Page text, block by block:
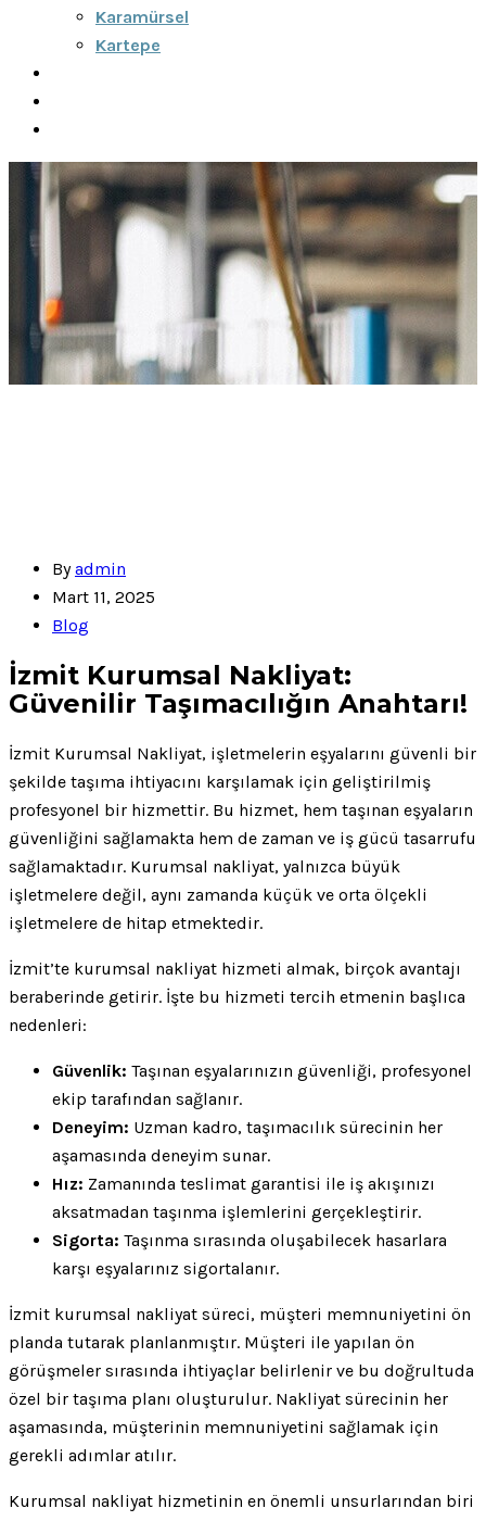
Karamürsel
Kartepe
Byadmin
Mart 11, 2025
Blog
İzmit Kurumsal Nakliyat:
Güvenilir Taşımacılığın Anahtarı!
İzmit Kurumsal Nakliyat, işletmelerin eşyalarını güvenli bir
şekilde taşıma ihtiyacını karşılamak için geliştirilmiş
profesyonel bir hizmettir. Bu hizmet, hem taşınan eşyaların
güvenliğini sağlamakta hem de zaman ve iş gücü tasarrufu
sağlamaktadır. Kurumsal nakliyat, yalnızca büyük
işletmelere değil, aynı zamanda küçük ve orta ölçekli
işletmelere de hitap etmektedir.
İzmit’te kurumsal nakliyat hizmeti almak, birçok avantajı
beraberinde getirir. İşte bu hizmeti tercih etmenin başlıca
nedenleri:
Güvenlik: Taşınan eşyalarınızın güvenliği, profesyonel
ekip tarafından sağlanır.
Deneyim: Uzman kadro, taşımacılık sürecinin her
aşamasında deneyim sunar.
Hız: Zamanında teslimat garantisi ile iş akışınızı
aksatmadan taşınma işlemlerini gerçekleştirir.
Sigorta: Taşınma sırasında oluşabilecek hasarlara
karşı eşyalarınız sigortalanır.
İzmit kurumsal nakliyat süreci, müşteri memnuniyetini ön
planda tutarak planlanmıştır. Müşteri ile yapılan ön
görüşmeler sırasında ihtiyaçlar belirlenir ve bu doğrultuda
özel bir taşıma planı oluşturulur. Nakliyat sürecinin her
aşamasında, müşterinin memnuniyetini sağlamak için
gerekli adımlar atılır.
Kurumsal nakliyat hizmetinin en önemli unsurlarından biri